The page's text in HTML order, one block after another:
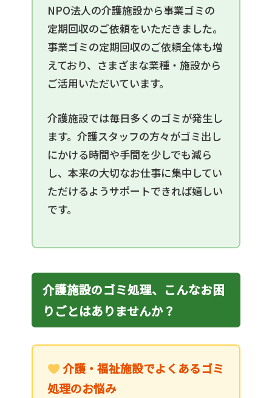
NPO法人の介護施設から事業ゴミの
定期回収のご依頼をいただきました。
事業ゴミの定期回収のご依頼全体も増
えており、さまざまな業種・施設から
ご活用いただいています。
介護施設では毎日多くのゴミが発生し
ます。介護スタッフの方々がゴミ出し
にかける時間や手間を少しでも減ら
し、本来の大切なお仕事に集中してい
ただけるようサポートできれば嬉しい
です。
介護施設のゴミ処理、こんなお困
りごとはありませんか？
介護・福祉施設でよくあるゴミ
処理のお悩み